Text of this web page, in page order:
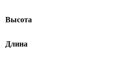
Высота
Длина